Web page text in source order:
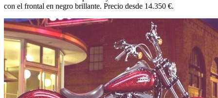
con el frontal en negro brillante. Precio desde 14.350 €.